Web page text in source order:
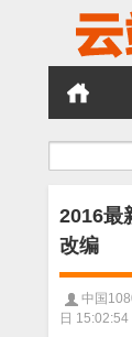
搜
2016最
改编
中国
日 15:02:54